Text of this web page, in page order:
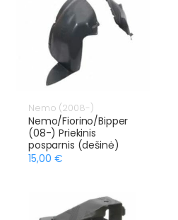
Nemo (2008-)
Nemo/Fiorino/Bipper
(08-) Priekinis
posparnis (dešinė)
15,00 €